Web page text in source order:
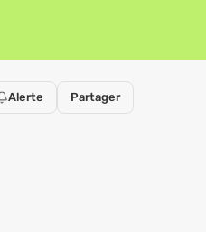
Alerte Partager